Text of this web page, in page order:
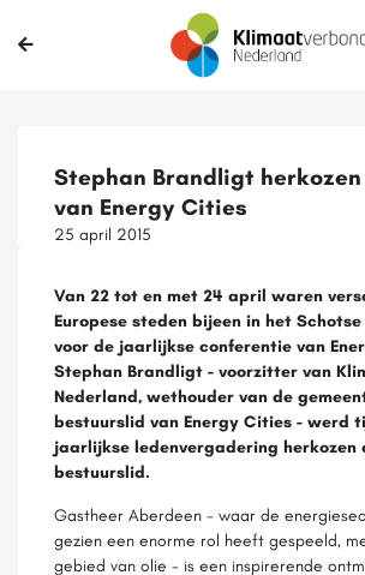
Stephan Brandligt
van Energy Cities
25 april 2015
Van 22 tot en met 24 april waren
Europese steden bijeen in het
voor de jaarlijkse conferentie van
Stephan Brandligt - voorzitter van
Nederland, wethouder van de
bestuurslid van Energy Cities - werd
jaarlijkse ledenvergadering herkozen
bestuurslid.
Gastheer Aberdeen - waar de
gezien een enorme rol heeft gespeeld,
gebied van olie - is een inspirerende